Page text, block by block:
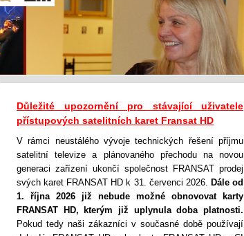
Důležité upozornění pro stávající uživatele
přístupových satelitních karet Fransat HD
V rámci neustálého vývoje technických řešení příjmu
satelitní televize a plánovaného přechodu na novou
generaci zařízení ukončí společnost FRANSAT prodej
svých karet FRANSAT HD k 31. červenci 2026. Dále od
1. října 2026 již nebude možné obnovovat karty
FRANSAT HD, kterým již uplynula doba platnosti.
Pokud tedy naši zákazníci v současné době používají